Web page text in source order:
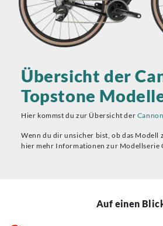
Übersicht der
Topstone
Hier kommst du zur Übersicht der
Wenn du dir unsicher bist, ob das Modell
hier mehr Informationen zur Modellserie
Auf einen